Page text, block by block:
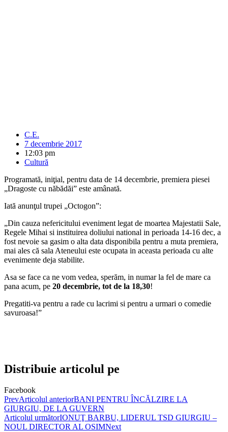
C.E.
7 decembrie 2017
12:03 pm
Cultură
Programată, iniţial, pentru data de 14 decembrie, premiera piesei
„Dragoste cu năbădăi” este amânată.
Iată anunţul trupei „Octogon”:
„Din cauza nefericitului eveniment legat de moartea Majestatii Sale,
Regele Mihai si instituirea doliului national in perioada 14-16 dec, a
fost nevoie sa gasim o alta data disponibila pentru a muta premiera,
mai ales că sala Ateneului este ocupata in aceasta perioada cu alte
evenimente deja stabilite.
Asa se face ca ne vom vedea, sperăm, in numar la fel de mare ca
pana acum, pe 20 decembrie, tot de la 18,30!
Pregatiti-va pentru a rade cu lacrimi si pentru a urmari o comedie
savuroasa!”
Distribuie articolul pe
Facebook
PrevArticolul anteriorBANI PENTRU ÎNCĂLZIRE LA
GIURGIU, DE LA GUVERN
Articolul următorIONUŢ BARBU, LIDERUL TSD GIURGIU –
NOUL DIRECTOR AL OSIMNext